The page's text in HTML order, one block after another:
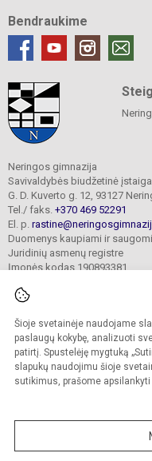
Šioje svetainėje naudojame
paslaugų kokybę, analizuoti
patirtį. Spustelėję mygtuką
slapukų naudojimu šioje
sutikimus, prašome apsilankyti
Bendraukime
Neringos gimnazija
Savivaldybės biudžetinė įstaiga
G. D. Kuverto g. 12, 93127
Tel./ faks. +370 469 52291
El. p.
Duomenys kaupiami ir saugomi
Juridinių asmenų registre
Įmonės kodas 190893381
© 2026. Neringos
Kopijuoti turinį be raštiško
Prieinamumo
Sumanus būdas